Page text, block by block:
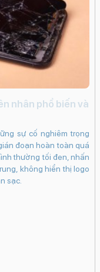
nhân phổ biến và
sự cố nghiêm trọng
đoạn hoàn toàn quá
thường tối đen, nhấn
không hiển thị logo
sạc.